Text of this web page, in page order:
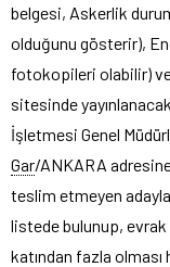
belgesi, Askerlik
olduğunu gösterir),
fotokopileri olabilir)
sitesinde
İşletmesi Genel
Gar/ANKARA
teslim etmeyen
listede bulunup, evrak
katından fazla olması